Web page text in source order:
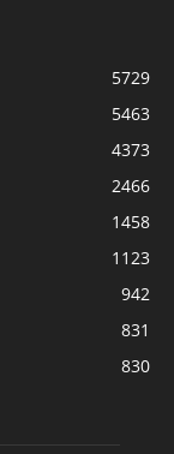
5729
5463
4373
2466
1458
1123
942
831
830